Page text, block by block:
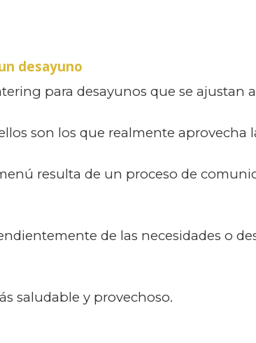
desayuno
para desayunos que se ajustan
son los que realmente aprovecha
resulta de un proceso de
de las necesidades o
saludable y provechoso.